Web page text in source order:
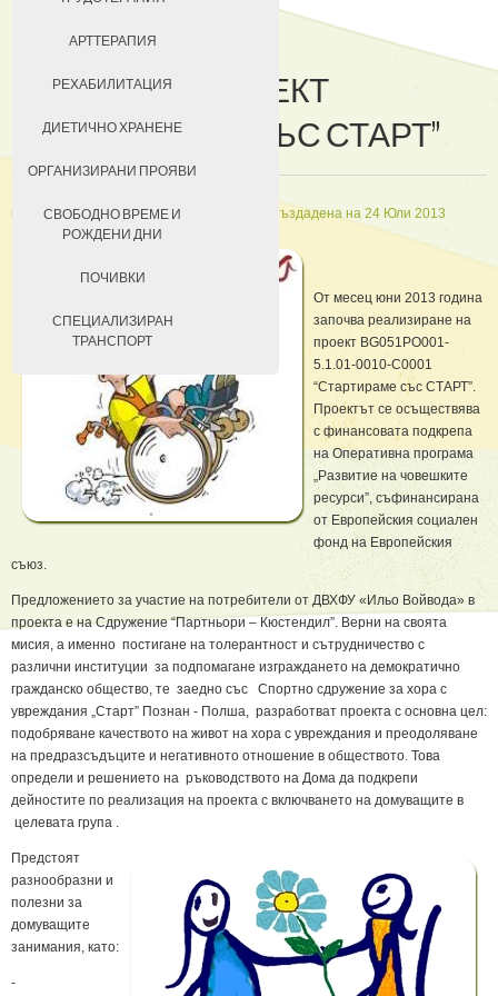
ДОБРОВОЛЦИ
ЗА КЮСТЕНДИЛ
НАСТАНЯВАНЕ
УСЛОВИЯ ЗА ПРЕБИВАВАНЕ
ТАКСИ ЗА ПРЕБИВАВАНЕ
АРТТЕРАПИЯ
РЕХАБИЛИТАЦИЯ
ДИЕТИЧНО ХРАНЕНЕ
ОРГАНИЗИРАНИ ПРОЯВИ
СВОБОДНО ВРЕМЕ И
РОЖДЕНИ ДНИ
ПОЧИВКИ
СПЕЦИАЛИЗИРАН
ТРАНСПОРТ
УЧАСТИЕ В ПРОЕКТ
“СТАРТИРАМЕ СЪС СТАРТ”
in Проект «Стартираме със СТАРТ» Създадена на 24 Юли 2013
От месец юни 2013 година
започва реализиране на
проект BG051PO001-
5.1.01-0010-С0001
“Стартираме със СТАРТ”.
Проектът се осъществява
с финансовата подкрепа
на Оперативна програма
„Развитие на човешките
ресурси”, съфинансирана
от Европейския социален
фонд на Европейския
съюз.
Предложението за участие на потребители от ДВХФУ «Ильо Войвода» в
проекта е на Сдружение “Партньори – Кюстендил”. Верни на своята
мисия, а именно постигане на толерантност и сътрудничество с
различни институции за подпомагане изграждането на демократично
гражданско общество, те заедно със Спортно сдружение за хора с
увреждания „Старт” Познан - Полша, разработват проекта с основна цел:
подобряване качеството на живот на хора с увреждания и преодоляване
на предразсъдъците и негативното отношение в обществото. Това
определи и решението на ръководството на Дома да подкрепи
дейностите по реализация на проекта с включването на домуващите в
целевата група .
Предстоят
разнообразни и
полезни за
домуващите
занимания, като:
-